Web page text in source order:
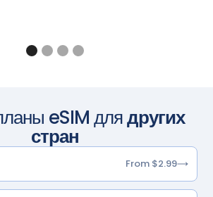
eSIM длядругих
стран
From $2.99